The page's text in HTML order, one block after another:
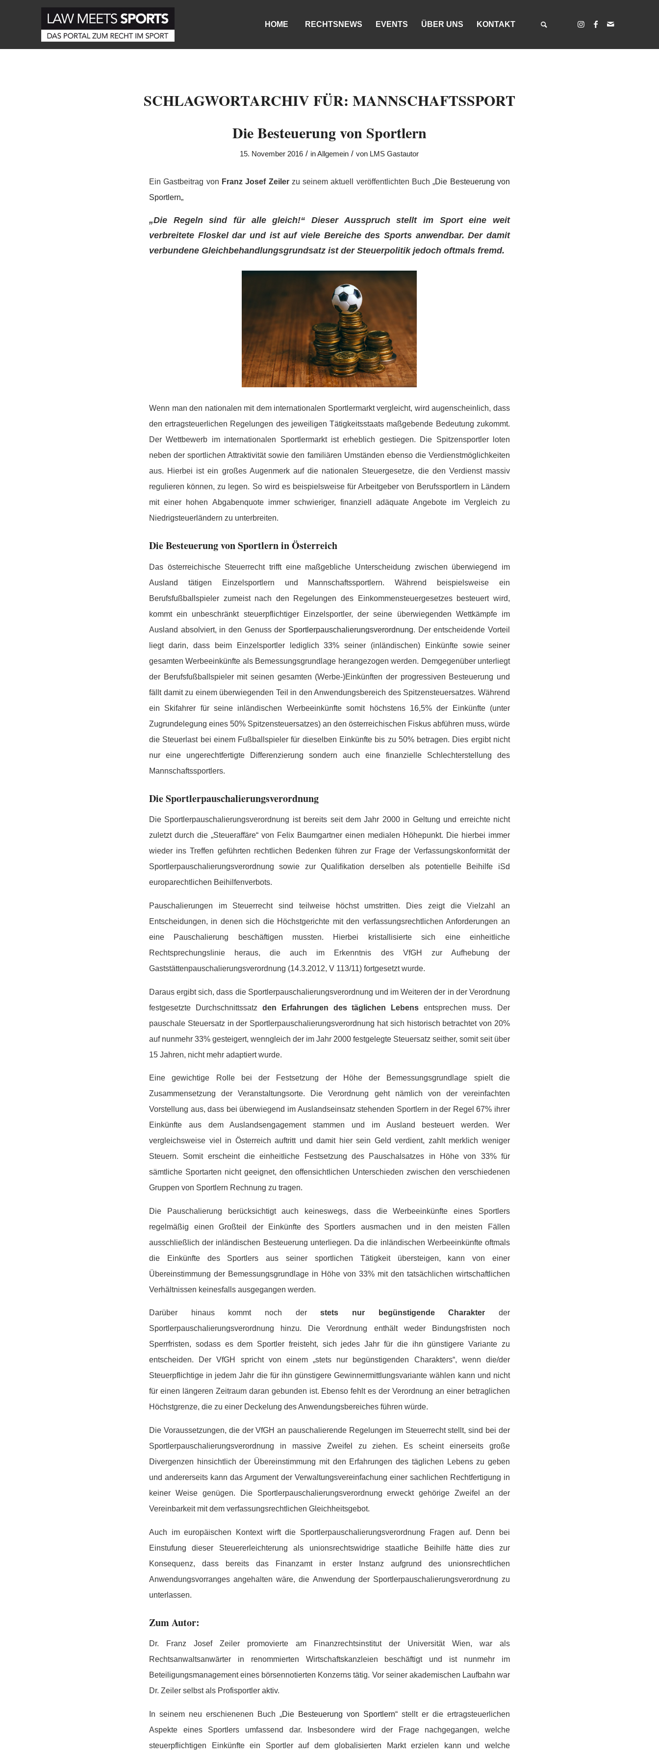
HOME RECHTSNEWS EVENTS ÜBER UNS KONTAKT
SCHLAGWORTARCHIV FÜR: MANNSCHAFTSSPORT
Die Besteuerung von Sportlern
15. November 2016 / inAllgemein / von LMS Gastautor
Ein Gastbeitrag von Franz Josef Zeilerzu seinem aktuell veröffentlichten Buch „Die Besteuerung von
Sportlern„
„Die Regeln sind für alle gleich!“ Dieser Ausspruch stellt im Sport eine weit
verbreitete Floskel dar und ist auf viele Bereiche des Sports anwendbar. Der damit
verbundene Gleichbehandlungsgrundsatz ist der Steuerpolitik jedoch oftmals fremd.
Wenn man den nationalen mit dem internationalen Sportlermarkt vergleicht, wird augenscheinlich, dass
den ertragsteuerlichen Regelungen des jeweiligen Tätigkeitsstaats maßgebende Bedeutung zukommt.
Der Wettbewerb im internationalen Sportlermarkt ist erheblich gestiegen. Die Spitzensportler loten
neben der sportlichen Attraktivität sowie den familiären Umständen ebenso die Verdienstmöglichkeiten
aus. Hierbei ist ein großes Augenmerk auf die nationalen Steuergesetze, die den Verdienst massiv
regulieren können, zu legen. So wird es beispielsweise für Arbeitgeber von Berufssportlern in Ländern
mit einer hohen Abgabenquote immer schwieriger, finanziell adäquate Angebote im Vergleich zu
Niedrigsteuerländern zu unterbreiten.
Die Besteuerung von Sportlern in Österreich
Das österreichische Steuerrecht trifft eine maßgebliche Unterscheidung zwischen überwiegend im
Ausland tätigen Einzelsportlern und Mannschaftssportlern. Während beispielsweise ein
Berufsfußballspieler zumeist nach den Regelungen des Einkommensteuergesetzes besteuert wird,
kommt ein unbeschränkt steuerpflichtiger Einzelsportler, der seine überwiegenden Wettkämpfe im
Ausland absolviert, in den Genuss der Sportlerpauschalierungsverordnung. Der entscheidende Vorteil
liegt darin, dass beim Einzelsportler lediglich 33% seiner (inländischen) Einkünfte sowie seiner
gesamten Werbeeinkünfte als Bemessungsgrundlage herangezogen werden. Demgegenüber unterliegt
der Berufsfußballspieler mit seinen gesamten (Werbe-)Einkünften der progressiven Besteuerung und
fällt damit zu einem überwiegenden Teil in den Anwendungsbereich des Spitzensteuersatzes. Während
ein Skifahrer für seine inländischen Werbeeinkünfte somit höchstens 16,5% der Einkünfte (unter
Zugrundelegung eines 50% Spitzensteuersatzes) an den österreichischen Fiskus abführen muss, würde
die Steuerlast bei einem Fußballspieler für dieselben Einkünfte bis zu 50% betragen. Dies ergibt nicht
nur eine ungerechtfertigte Differenzierung sondern auch eine finanzielle Schlechterstellung des
Mannschaftssportlers.
Die Sportlerpauschalierungsverordnung
Die Sportlerpauschalierungsverordnung ist bereits seit dem Jahr 2000 in Geltung und erreichte nicht
zuletzt durch die „Steueraffäre“ von Felix Baumgartner einen medialen Höhepunkt. Die hierbei immer
wieder ins Treffen geführten rechtlichen Bedenken führen zur Frage der Verfassungskonformität der
Sportlerpauschalierungsverordnung sowie zur Qualifikation derselben als potentielle Beihilfe iSd
europarechtlichen Beihilfenverbots.
Pauschalierungen im Steuerrecht sind teilweise höchst umstritten. Dies zeigt die Vielzahl an
Entscheidungen, in denen sich die Höchstgerichte mit den verfassungsrechtlichen Anforderungen an
eine Pauschalierung beschäftigen mussten. Hierbei kristallisierte sich eine einheitliche
Rechtsprechungslinie heraus, die auch im Erkenntnis des VfGH zur Aufhebung der
Gaststättenpauschalierungsverordnung (14.3.2012, V 113/11) fortgesetzt wurde.
Daraus ergibt sich, dass die Sportlerpauschalierungsverordnung und im Weiteren der in der Verordnung
festgesetzte Durchschnittssatz den Erfahrungen des täglichen Lebens entsprechen muss. Der
pauschale Steuersatz in der Sportlerpauschalierungsverordnung hat sich historisch betrachtet von 20%
auf nunmehr 33% gesteigert, wenngleich der im Jahr 2000 festgelegte Steuersatz seither, somit seit über
15 Jahren, nicht mehr adaptiert wurde.
Eine gewichtige Rolle bei der Festsetzung der Höhe der Bemessungsgrundlage spielt die
Zusammensetzung der Veranstaltungsorte. Die Verordnung geht nämlich von der vereinfachten
Vorstellung aus, dass bei überwiegend im Auslandseinsatz stehenden Sportlern in der Regel 67% ihrer
Einkünfte aus dem Auslandsengagement stammen und im Ausland besteuert werden. Wer
vergleichsweise viel in Österreich auftritt und damit hier sein Geld verdient, zahlt merklich weniger
Steuern. Somit erscheint die einheitliche Festsetzung des Pauschalsatzes in Höhe von 33% für
sämtliche Sportarten nicht geeignet, den offensichtlichen Unterschieden zwischen den verschiedenen
Gruppen von Sportlern Rechnung zu tragen.
Die Pauschalierung berücksichtigt auch keineswegs, dass die Werbeeinkünfte eines Sportlers
regelmäßig einen Großteil der Einkünfte des Sportlers ausmachen und in den meisten Fällen
ausschließlich der inländischen Besteuerung unterliegen. Da die inländischen Werbeeinkünfte oftmals
die Einkünfte des Sportlers aus seiner sportlichen Tätigkeit übersteigen, kann von einer
Übereinstimmung der Bemessungsgrundlage in Höhe von 33% mit den tatsächlichen wirtschaftlichen
Verhältnissen keinesfalls ausgegangen werden.
Darüber hinaus kommt noch derstets nur begünstigende Charakter der
Sportlerpauschalierungsverordnung hinzu. Die Verordnung enthält weder Bindungsfristen noch
Sperrfristen, sodass es dem Sportler freisteht, sich jedes Jahr für die ihn günstigere Variante zu
entscheiden. Der VfGH spricht von einem „stets nur begünstigenden Charakters“, wenn die/der
Steuerpflichtige in jedem Jahr die für ihn günstigere Gewinnermittlungsvariante wählen kann und nicht
für einen längeren Zeitraum daran gebunden ist. Ebenso fehlt es der Verordnung an einer betraglichen
Höchstgrenze, die zu einer Deckelung des Anwendungsbereiches führen würde.
Die Voraussetzungen, die der VfGH an pauschalierende Regelungen im Steuerrecht stellt, sind bei der
Sportlerpauschalierungsverordnung in massive Zweifel zu ziehen. Es scheint einerseits große
Divergenzen hinsichtlich der Übereinstimmung mit den Erfahrungen des täglichen Lebens zu geben
und andererseits kann das Argument der Verwaltungsvereinfachung einer sachlichen Rechtfertigung in
keiner Weise genügen. Die Sportlerpauschalierungsverordnung erweckt gehörige Zweifel an der
Vereinbarkeit mit dem verfassungsrechtlichen Gleichheitsgebot.
Auch im europäischen Kontext wirft die Sportlerpauschalierungsverordnung Fragen auf. Denn bei
Einstufung dieser Steuererleichterung als unionsrechtswidrige staatliche Beihilfe hätte dies zur
Konsequenz, dass bereits das Finanzamt in erster Instanz aufgrund des unionsrechtlichen
Anwendungsvorranges angehalten wäre, die Anwendung der Sportlerpauschalierungsverordnung zu
unterlassen.
Zum Autor:
Dr. Franz Josef Zeiler promovierte am Finanzrechtsinstitut der Universität Wien, war als
Rechtsanwaltsanwärter in renommierten Wirtschaftskanzleien beschäftigt und ist nunmehr im
Beteiligungsmanagement eines börsennotierten Konzerns tätig. Vor seiner akademischen Laufbahn war
Dr. Zeiler selbst als Profisportler aktiv.
In seinem neu erschienenen Buch „Die Besteuerung von Sportlern“ stellt er die ertragsteuerlichen
Aspekte eines Sportlers umfassend dar. Insbesondere wird der Frage nachgegangen, welche
steuerpflichtigen Einkünfte ein Sportler auf dem globalisierten Markt erzielen kann und welche